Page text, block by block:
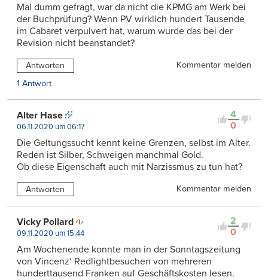
Mal dumm gefragt, war da nicht die KPMG am Werk bei
der Buchprüfung? Wenn PV wirklich hundert Tausende
im Cabaret verpulvert hat, warum wurde das bei der
Revision nicht beanstandet?
Antworten
Kommentar melden
1 Antwort
4
0
Alter Hase
06.11.2020 um 06:17
Die Geltungssucht kennt keine Grenzen, selbst im Alter.
Reden ist Silber, Schweigen manchmal Gold.
Ob diese Eigenschaft auch mit Narzissmus zu tun hat?
Antworten Kommentar melden
2
0
Vicky Pollard
09.11.2020 um 15:44
Am Wochenende konnte man in der Sonntagszeitung
von Vincenz‘ Redlightbesuchen von mehreren
hunderttausend Franken auf Geschäftskosten lesen.